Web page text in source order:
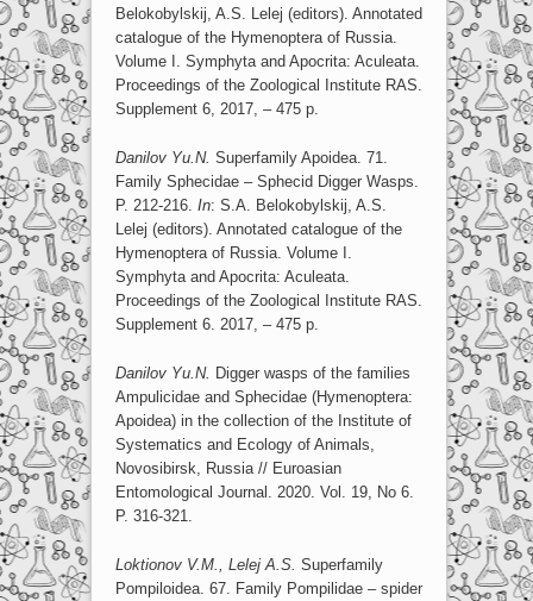
Belokobylskij, A.S. Lelej (editors). Annotated
catalogue of the Hymenoptera of Russia.
Volume I. Symphyta and Apocrita: Aculeata.
Proceedings of the Zoological Institute RAS.
Supplement 6, 2017, – 475 p.
Danilov Yu.N. Superfamily Apoidea. 71.
Family Sphecidae – Sphecid Digger Wasps.
P. 212-216. In: S.A. Belokobylskij, A.S.
Lelej (editors). Annotated catalogue of the
Hymenoptera of Russia. Volume I.
Symphyta and Apocrita: Aculeata.
Proceedings of the Zoological Institute RAS.
Supplement 6. 2017, – 475 p.
Danilov Yu.N. Digger wasps of the families
Ampulicidae and Sphecidae (Hymenoptera:
Apoidea) in the collection of the Institute of
Systematics and Ecology of Animals,
Novosibirsk, Russia // Euroasian
Entomological Journal. 2020. Vol. 19, No 6.
P. 316-321.
Loktionov V.M., Lelej A.S. Superfamily
Pompiloidea. 67. Family Pompilidae – spider